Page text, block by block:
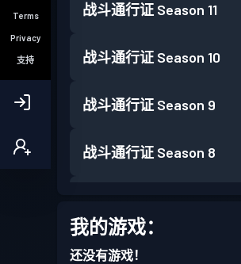
Terms
Privacy
支持
战斗通行证 Season 11
战斗通行证 Season 10
战斗通行证 Season 9
战斗通行证 Season 8
战斗通行证
我的游戏：
还没有游戏！